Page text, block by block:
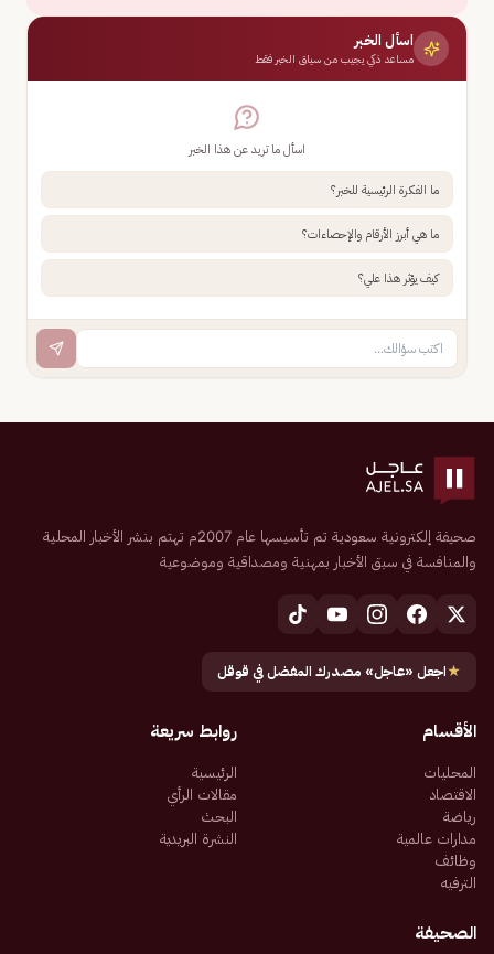
اسأل الخبر
مساعد ذكي يجيب من سياق الخبر فقط
اسأل ما تريد عن هذا الخبر
ما الفكرة الرئيسية للخبر؟
ما هي أبرز الأرقام والإحصاءات؟
كيف يؤثر هذا علي؟
صحيفة إلكترونية سعودية تم تأسيسها عام 2007م تهتم بنشر الأخبار المحلية
والمنافسة في سبق الأخبار بمهنية ومصداقية وموضوعية
★اجعل «عاجل» مصدرك المفضل في قوقل
الأقسام
المحليات
الاقتصاد
رياضة
مدارات عالمية
وظائف
الترفيه
روابط سريعة
الرئيسية
مقالات الرأي
البحث
النشرة البريدية
الصحيفة